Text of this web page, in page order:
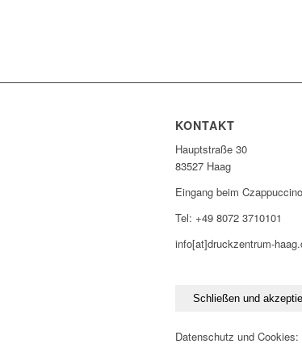
KONTAKT
Hauptstraße 30
83527 Haag
Eingang beim Czappuccino
Tel: +49 8072 3710101
info[at]druckzentrum-
Datenschutz und